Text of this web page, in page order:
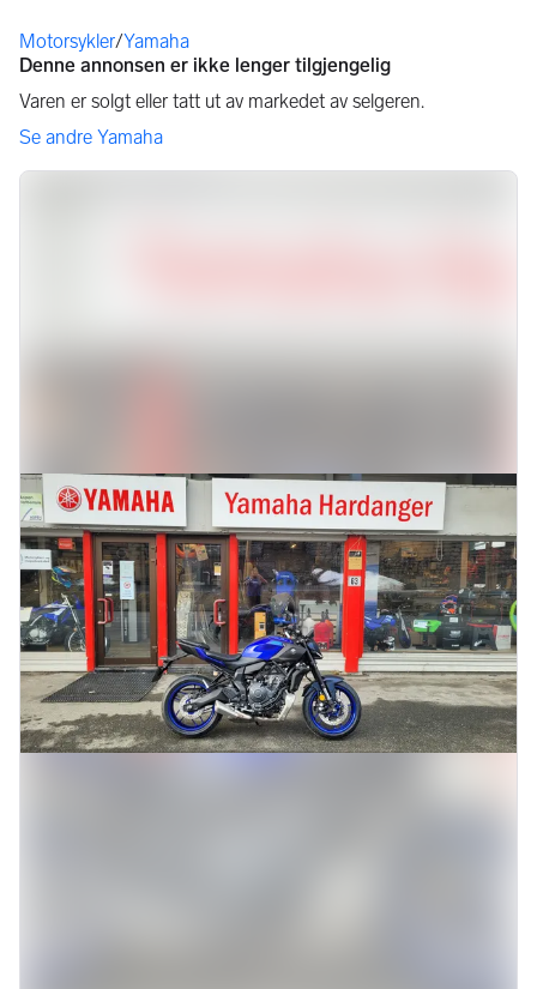
Du er her
Motorsykler/Yamaha
Bildegalleri